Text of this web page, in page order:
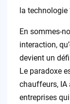
la technologie
En sommes-
interaction,
devient un
Le paradoxe
chauffeurs, IA
entreprises